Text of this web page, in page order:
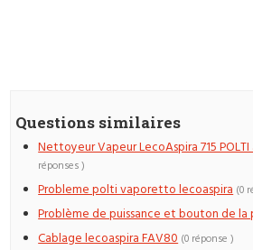
Questions similaires
Nettoyeur Vapeur LecoAspira 715
réponses )
Probleme polti vaporetto lecoaspira (0
Problème de puissance et bouton de
Cablage lecoaspira FAV80 (0 réponse )